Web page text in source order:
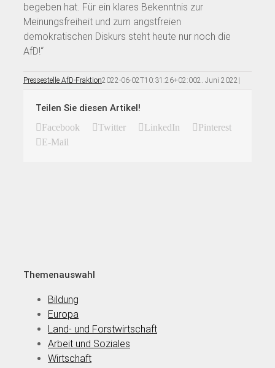
begeben hat. Für ein klares Bekenntnis zur
Meinungsfreiheit und zum angstfreien
demokratischen Diskurs steht heute nur noch die
AfD!“
Pressestelle AfD-Fraktion2022-06-02T10:31:26+02:002. Juni 2022 |
Teilen Sie diesen Artikel!
Facebook Twitter LinkedIn
Pinterest
E-Mail
Themenauswahl
Bildung
Europa
Land- und Forstwirtschaft
Arbeit und Soziales
Wirtschaft